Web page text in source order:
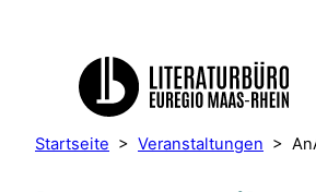
Startseite > Veranstaltungen >